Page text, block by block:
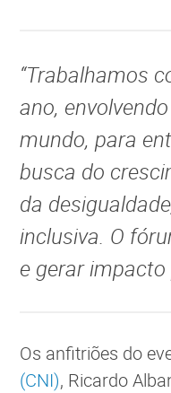
“Trabalhamos
ano,
mundo, para
busca do
da
inclusiva. O
e gerar
Os anfitriões do
(CNI), Ricardo